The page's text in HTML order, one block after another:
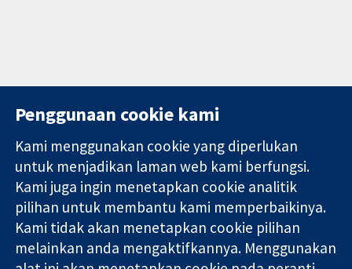
Bukti yang
dipercayai.
keputusan
termaklum
Kesihatan yang
11-13 Cavendish
Square
London
W1G 0AN
United Kingdom
Hubungi kita
Berita
Pejabat
akhbar
Perihal Kami
Pekerjaan
Cochrane
Penggunaan cookie kami
Kami menggunakan cookie yang diperlukan
untuk menjadikan laman web kami berfungsi.
Kami juga ingin menetapkan cookie analitik
pilihan untuk membantu kami memperbaikinya.
Kami tidak akan menetapkan cookie pilihan
melainkan anda mengaktifkannya. Menggunakan